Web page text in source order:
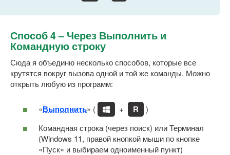
Способ 4 – Через Выполнить и
Командную строку
Сюда я объединю несколько способов, которые все
крутятся вокруг вызова одной и той же команды. Можно
открыть любую из программ:
«Выполнить» ( + R
)
Командная строка (через поиск) или Терминал
(Windows 11, правой кнопкой мыши по кнопке
«Пуск» и выбираем одноименный пункт)